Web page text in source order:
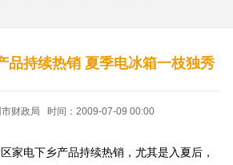
品持续热销 夏季电冰箱一枝独秀
市财政局 时间：2009-07-09 00:00
家电下乡产品持续热销，尤其是入夏后，